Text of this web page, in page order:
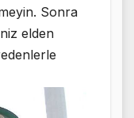
Sonra
elden